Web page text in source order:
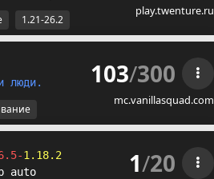
play.twenture.ru
1.21-26.2
люди. 103/300
mc.vanillasquad.com
1.18.2
auto
1/20